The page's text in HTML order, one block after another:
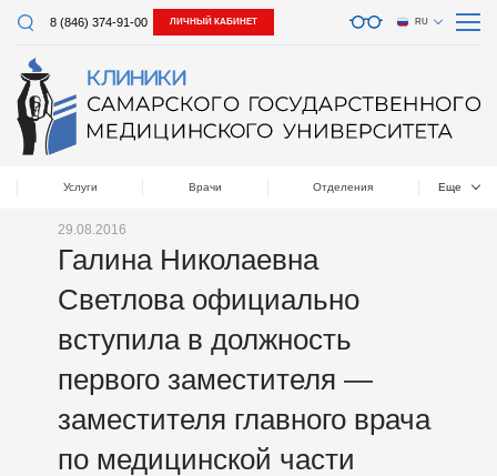
8 (846) 374-91-00 ЛИЧНЫЙ КАБИНЕТ RU
Услуги Врачи Отделения Еще
29.08.2016
Галина Николаевна
Светлова официально
вступила в должность
первого заместителя —
заместителя главного врача
по медицинской части